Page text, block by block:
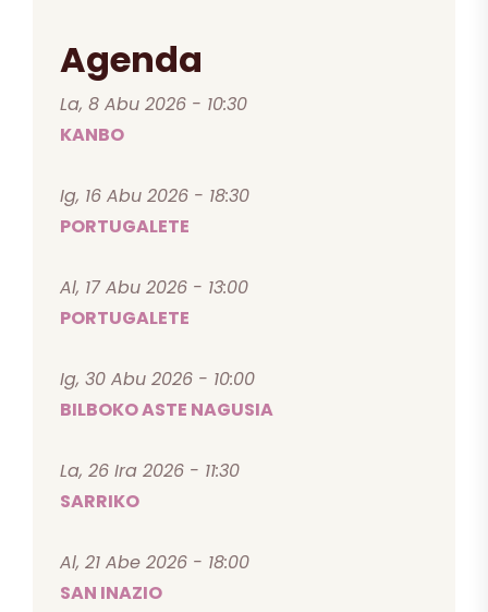
Agenda
La, 8 Abu 2026 - 10:30
KANBO
Ig, 16 Abu 2026 - 18:30
PORTUGALETE
Al, 17 Abu 2026 - 13:00
PORTUGALETE
Ig, 30 Abu 2026 - 10:00
BILBOKO ASTE NAGUSIA
La, 26 Ira 2026 - 11:30
SARRIKO
Al, 21 Abe 2026 - 18:00
SAN INAZIO